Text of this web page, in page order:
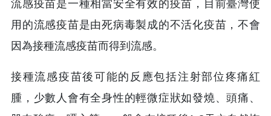
流感疫苗是一種相當安全有效的疫苗，目前臺灣使
用的流感疫苗是由死病毒製成的不活化疫苗，不會
因為接種流感疫苗而得到流感。
接種流感疫苗後可能的反應包括注射部位疼痛紅
腫，少數人會有全身性的輕微症狀如發燒、頭痛、